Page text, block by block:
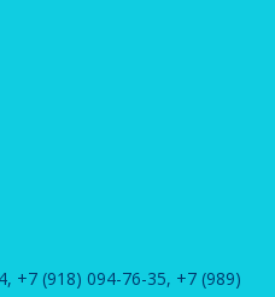
, +7 (918) 094-76-35, +7 (989)